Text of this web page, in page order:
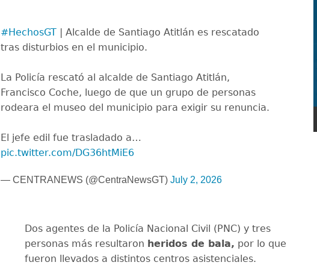
#HechosGT | Alcalde de Santiago Atitlán es rescatado
tras disturbios en el municipio.
La Policía rescató al alcalde de Santiago Atitlán,
Francisco Coche, luego de que un grupo de personas
rodeara el museo del municipio para exigir su renuncia.
El jefe edil fue trasladado a…
pic.twitter.com/DG36htMiE6
— CENTRANEWS (@CentraNewsGT) July 2, 2026
Dos agentes de la Policía Nacional Civil (PNC) y tres
personas más resultaron heridos de bala, por lo que
fueron llevados a distintos centros asistenciales.